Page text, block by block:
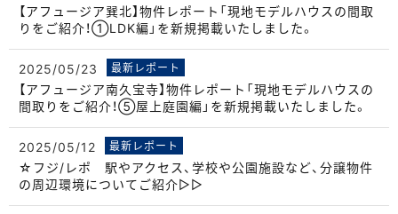
【アフュージア巽北】物件レポート「現地モデルハウスの間取
りをご紹介！①LDK編」を新規掲載いたしました。
2025/05/23 最新レポート
【アフュージア南久宝寺】物件レポート「現地モデルハウスの
間取りをご紹介！⑤屋上庭園編」を新規掲載いたしました。
2025/05/12 最新レポート
☆フジ/レポ 駅やアクセス、学校や公園施設など、分譲物件
の周辺環境についてご紹介▷▷